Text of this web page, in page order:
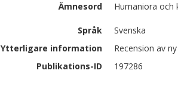
Ämnesord
Humaniora
Språk
Svenska
Ytterligare information
Recension av
Publikations-ID
197286